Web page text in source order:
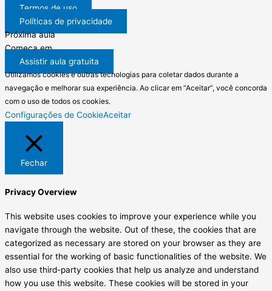
Termos de uso
Políticas de privacidade
Próxima aula
Começa em
Assistir aula gratuita
Utilizamos cookies e outras tecnologias para coletar dados durante a
navegação e melhorar sua experiência. Ao clicar em “Aceitar”, você concorda
com o uso de todos os cookies.
Configurações de CookieAceitar
Fechar
Privacy Overview
This website uses cookies to improve your experience while you
navigate through the website. Out of these, the cookies that are
categorized as necessary are stored on your browser as they are
essential for the working of basic functionalities of the website. We
also use third-party cookies that help us analyze and understand
how you use this website. These cookies will be stored in your